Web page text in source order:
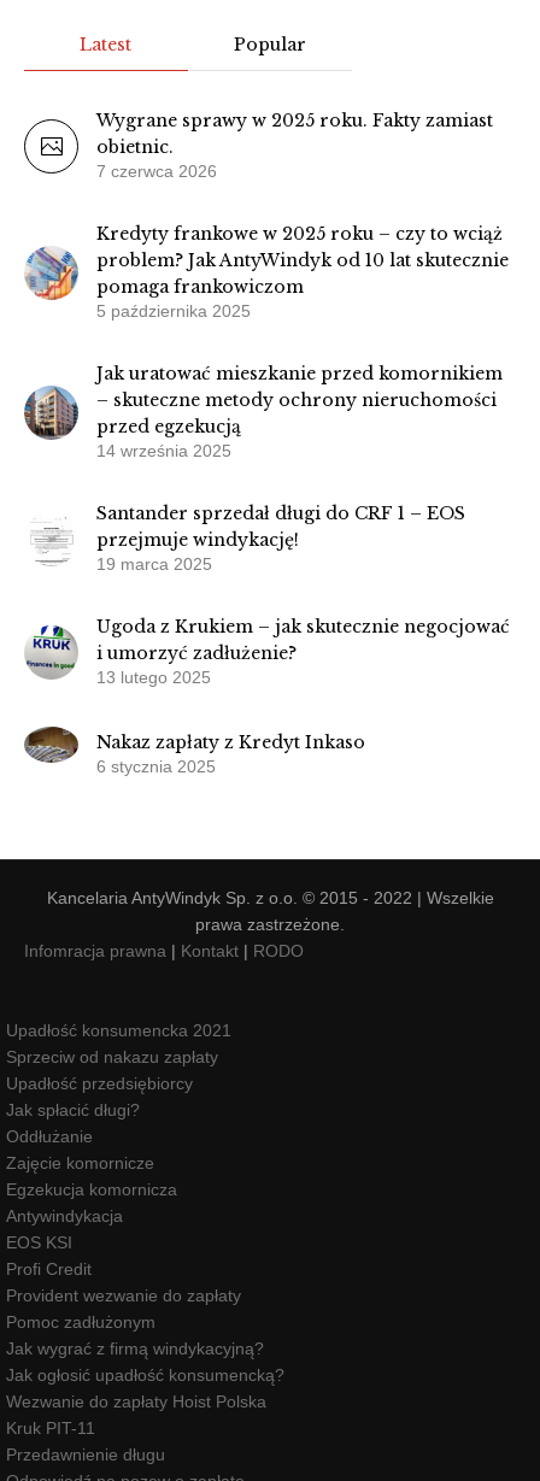
Latest Popular
Wygrane sprawy w 2025 roku. Fakty zamiast
obietnic.
7 czerwca 2026
Kredyty frankowe w 2025 roku – czy to wciąż
problem? Jak AntyWindyk od 10 lat skutecznie
pomaga frankowiczom
5 października 2025
Jak uratować mieszkanie przed komornikiem
– skuteczne metody ochrony nieruchomości
przed egzekucją
14 września 2025
Santander sprzedał długi do CRF 1 – EOS
przejmuje windykację!
19 marca 2025
Ugoda z Krukiem – jak skutecznie negocjować
i umorzyć zadłużenie?
13 lutego 2025
Nakaz zapłaty z Kredyt Inkaso
6 stycznia 2025
Kancelaria AntyWindyk Sp. z o.o. © 2015 - 2022 | Wszelkie
prawa zastrzeżone.
Infomracja prawna | Kontakt | RODO
Upadłość konsumencka 2021
Sprzeciw od nakazu zapłaty
Upadłość przedsiębiorcy
Jak spłacić długi?
Oddłużanie
Zajęcie komornicze
Egzekucja komornicza
Antywindykacja
EOS KSI
Profi Credit
Provident wezwanie do zapłaty
Pomoc zadłużonym
Jak wygrać z firmą windykacyjną?
Jak ogłosić upadłość konsumencką?
Wezwanie do zapłaty Hoist Polska
Kruk PIT-11
Przedawnienie długu